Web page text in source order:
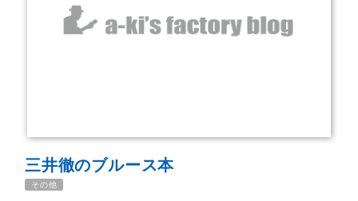
三井徹のブルース本
その他